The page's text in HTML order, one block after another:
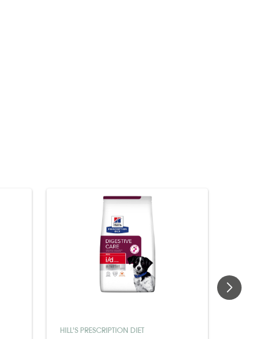
HILL'S PRESCRIPTION DIET